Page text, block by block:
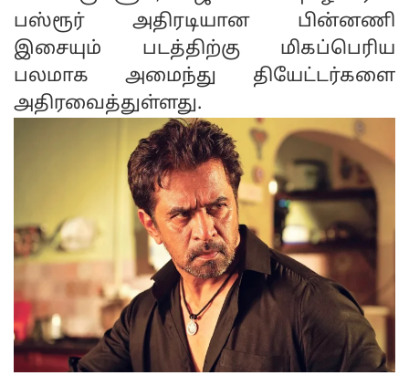
பஸ்ரூர் அதிரடியான பின்னணி
இசையும் படத்திற்கு மிகப்பெரிய
பலமாக அமைந்து தியேட்டர்களை
அதிரவைத்துள்ளது.